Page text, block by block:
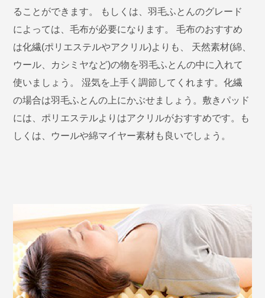
ることができます。 もしくは、羽毛ふとんのグレード
によっては、毛布が必要になります。 毛布のおすすめ
は化繊(ポリエステルやアクリル)よりも、 天然素材(綿、
ウール、カシミヤなど)の物を羽毛ふとんの中に入れて
使いましょう。 湿気を上手く調節してくれます。化繊
の場合は羽毛ふとんの上にかぶせましょう。敷きパッド
には、ポリエステルよりはアクリルがおすすめです。も
しくは、ウールや綿マイヤー素材も良いでしょう。